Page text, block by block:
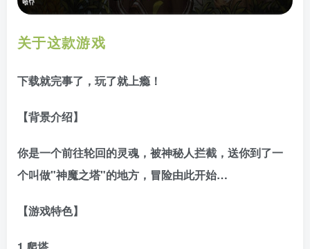
关于这款游戏
下载就完事了，玩了就上瘾！
【背景介绍】
你是一个前往轮回的灵魂，被神秘人拦截，送你到了一
个叫做"神魔之塔"的地方，冒险由此开始…
【游戏特色】